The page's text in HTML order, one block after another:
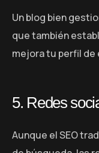
Un blog bien
que también
mejora tu perfil
5. Redes
Aunque el SEO